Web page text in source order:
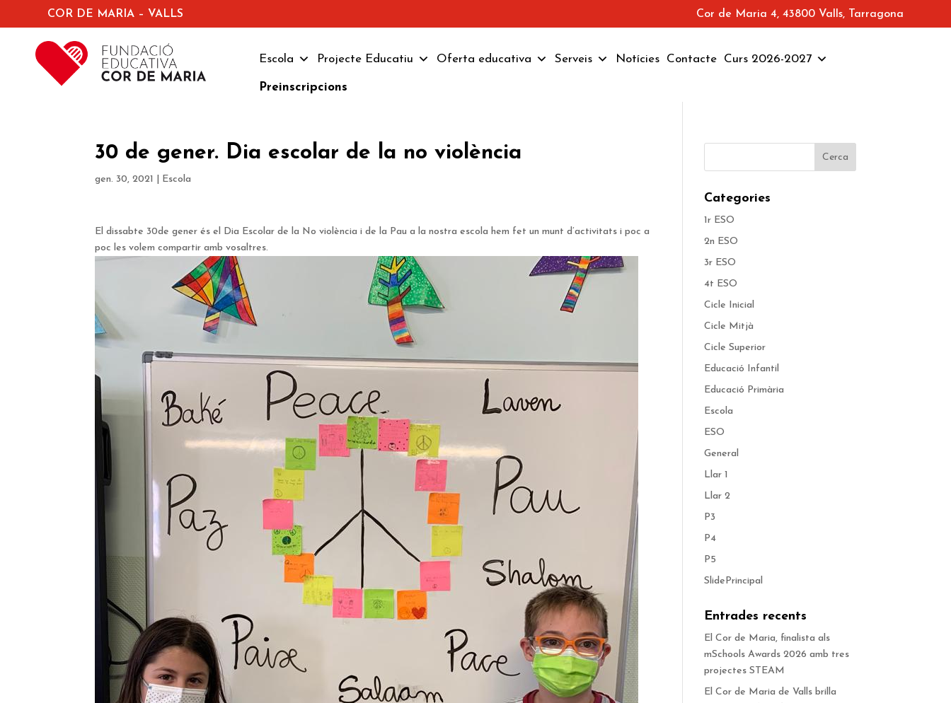
COR DE MARIA – VALLS Cor de Maria 4, 43800 Valls, Tarragona
Escola Projecte Educatiu Oferta educativa Serveis Notícies Contacte Curs 2026-2027
Preinscripcions
30 de gener. Dia escolar de la no violència
gen. 30, 2021 Escola
El dissabte 30de gener és el Dia Escolar de la No violència i de la Pau a la nostra escola hem fet un munt d’activitats i poc a
poc les volem compartir amb vosaltres.
Categories
1r ESO
2n ESO
3r ESO
4t ESO
Cicle Inicial
Cicle Mitjà
Cicle Superior
Educació Infantil
Educació Primària
Escola
ESO
General
Llar 1
Llar 2
P3
P4
P5
SlidePrincipal
Entrades recents
El Cor de Maria, finalista als
mSchools Awards 2026 amb tres
projectes STEAM
El Cor de Maria de Valls brilla